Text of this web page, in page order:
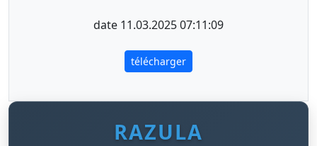
date 11.03.2025 07:11:09
télécharger
RAZULA